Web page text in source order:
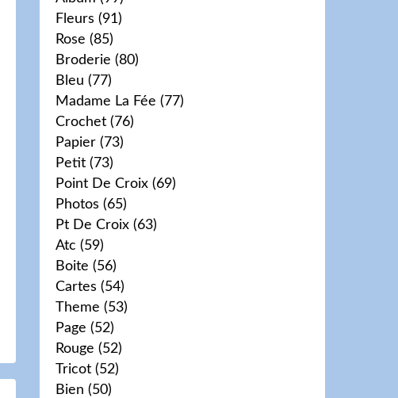
Fleurs (91)
Rose (85)
Broderie (80)
Bleu (77)
Madame La Fée (77)
Crochet (76)
Papier (73)
Petit (73)
Point De Croix (69)
Photos (65)
Pt De Croix (63)
Atc (59)
Boite (56)
Cartes (54)
Theme (53)
Page (52)
Rouge (52)
Tricot (52)
Bien (50)